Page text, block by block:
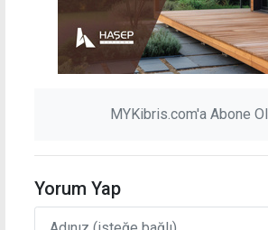
MYKibris.com'a Abone Ol
Yorum Yap